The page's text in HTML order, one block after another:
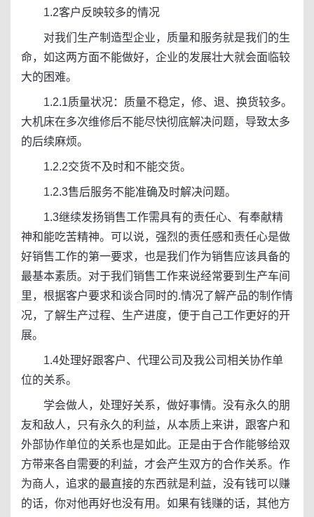
1.2客户反映较多的情况
对我们生产制造型企业，质量和服务就是我们的生
命，如这两方面不能做好，企业的发展壮大就会面临较
大的困难。
1.2.1质量状况：质量不稳定，修、退、换货较多。
大机床在多次维修后不能尽快彻底解决问题，导致太多
的后续麻烦。
1.2.2交货不及时和不能交货。
1.2.3售后服务不能准确及时解决问题。
1.3继续发扬销售工作需具有的责任心、有奉献精
神和能吃苦精神。可以说，强烈的责任感和责任心是做
好销售工作的第一要求，也是我们作为销售应该具备的
最基本素质。对于我们销售工作来说经常要到生产车间
里，根据客户要求和谈合同时的.情况了解产品的制作情
况，了解生产过程、生产进度，便于自己工作更好的开
展。
1.4处理好跟客户、代理公司及我公司相关协作单
位的关系。
学会做人，处理好关系，做好事情。没有永久的朋
友和敌人，只有永久的利益，从本质上来讲，跟客户和
外部协作单位的关系也是如此。正是由于合作能够给双
方带来各自需要的利益，才会产生双方的合作关系。作
为商人，追求的最直接的东西就是利益，没有钱可以赚
的话，你对他再好也没有用。如果有钱赚的话，其他方